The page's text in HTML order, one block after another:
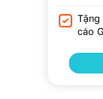
Tặng
cáo